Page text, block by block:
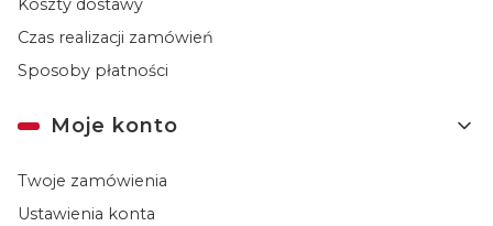
Koszty dostawy
Czas realizacji zamówień
Sposoby płatności
Moje konto
Twoje zamówienia
Ustawienia konta